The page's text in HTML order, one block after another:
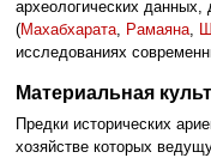
археологических данных,
(Махабхарата, Рамаяна,
исследованиях
Материальная
Предки исторических
хозяйстве которых